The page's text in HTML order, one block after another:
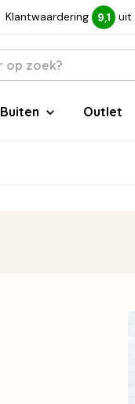
Klantwaardering 9,1 uit
Buiten Outlet